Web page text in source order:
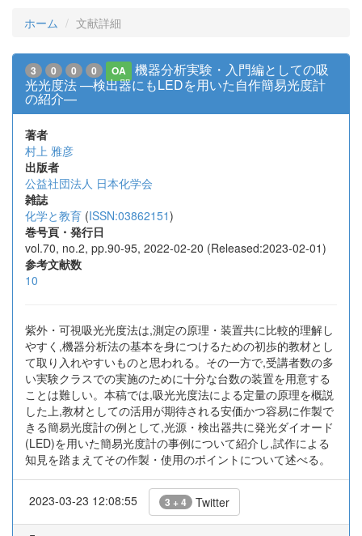
ホーム 文献詳細
3 0 0 0 OA
機器分析実験・入門編としての吸
光光度法 —検出器にもLEDを用いた自作簡易光度計
の紹介—
著者
村上 雅彦
出版者
公益社団法人 日本化学会
雑誌
化学と教育 (ISSN:03862151)
巻号頁・発行日
vol.70, no.2, pp.90-95, 2022-02-20 (Released:2023-02-01)
参考文献数
10
紫外・可視吸光光度法は,測定の原理・装置共に比較的理解し
やすく,機器分析法の基本を身につけるための初歩的教材とし
て取り入れやすいものと思われる。その一方で,受講者数の多
い実験クラスでの実施のために十分な台数の装置を用意する
ことは難しい。本稿では,吸光光度法による定量の原理を概説
した上,教材としての活用が期待される安価かつ容易に作製で
きる簡易光度計の例として,光源・検出器共に発光ダイオード
(LED)を用いた簡易光度計の事例について紹介し,試作による
知見を踏まえてその作製・使用のポイントについて述べる。
2023-03-23 12:08:55 3 + 4 Twitter